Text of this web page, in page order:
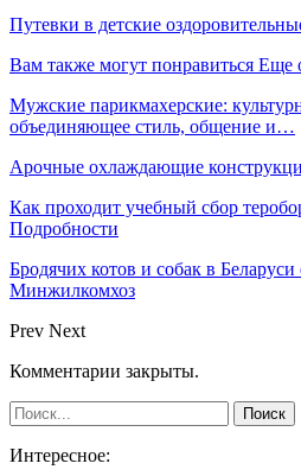
Путевки в детские
Вам также могут понравиться Еще
Мужские парикмахерские:
объединяющее стиль, общение и…
Арочные охлаждающие
Как проходит учебный сбор
Подробности
Бродячих котов и собак в
Минжилкомхоз
Prev Next
Комментарии закрыты.
Интересное: